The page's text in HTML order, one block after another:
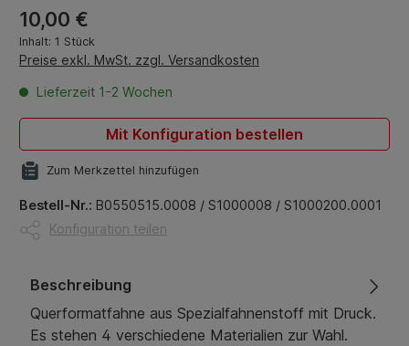
Regulärer Preis:
10,00 €
Inhalt: 1 Stück
Preise exkl. MwSt. zzgl. Versandkosten
Lieferzeit 1-2 Wochen
Mit Konfiguration bestellen
Zum Merkzettel hinzufügen
Bestell-Nr.: B0550515.0008 / S1000008 / S1000200.0001
Konfiguration teilen
Beschreibung
Querformatfahne aus Spezialfahnenstoff mit Druck.
Es stehen 4 verschiedene Materialien zur Wahl.